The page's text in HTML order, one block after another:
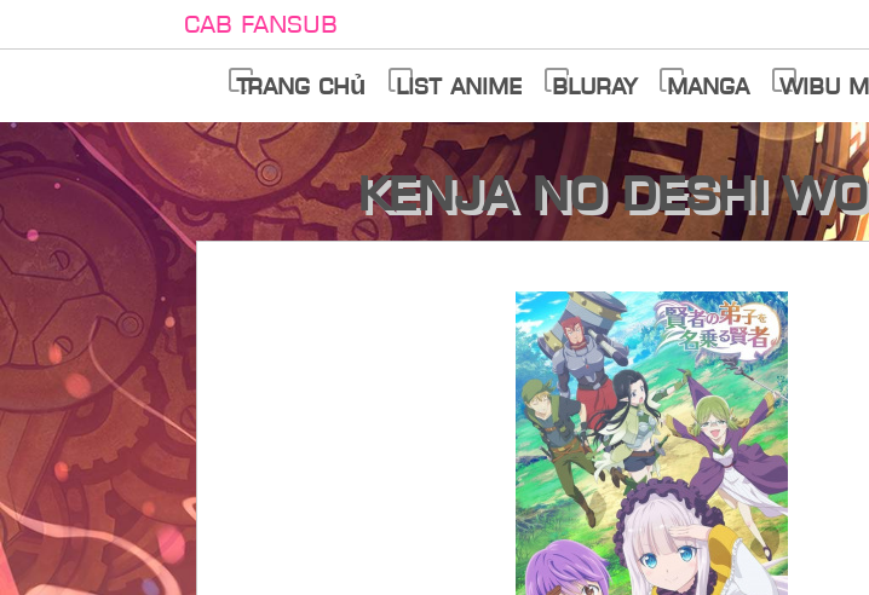
Cab Fansub
Trang chủ List anime Bluray Manga Wibu
Kenja no Deshi